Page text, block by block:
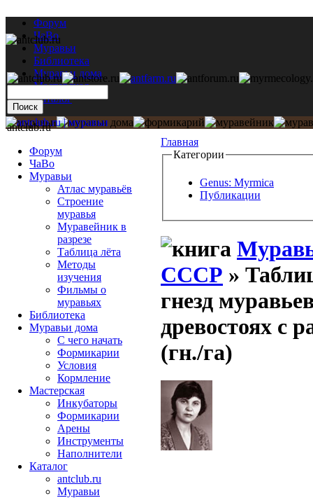
Форум
ЧаВо
Муравьи
Библиотека
Муравьи дома
Мастерская
Каталог
Главная
Категории
Genus: Myrmica
Публикации
СССР »
гнезд
древостоях с
(гн./га)
antclub.ru
Форум
ЧаВо
Муравьи
Атлас муравьёв
Строение
муравья
Муравейник в
разрезе
Таблица лёта
Методы
изучения
Фильмы о
муравьях
Библиотека
Муравьи дома
С чего начать
Формикарии
Условия
Кормление
Мастерская
Инкубаторы
Формикарии
Арены
Инструменты
Наполнители
Каталог
antclub.ru
Муравьи